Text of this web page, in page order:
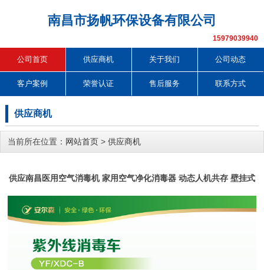
南昌市扬帆环保设备有限公司
15979039940
公司首页 供应商机 关于我们 公司动态
客户案例 荣誉认证 售后服务 联系方式
供应商机
当前所在位置： 网站首页 > 供应商机
供应南昌医用空气消毒机 家用空气净化消毒器 动态人机共存 壁挂式